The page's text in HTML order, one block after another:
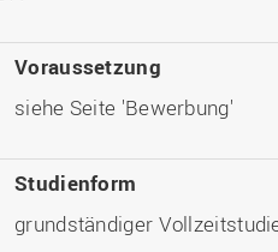
Voraussetzung
siehe Seite 'Bewerbung'
Studienform
grundständiger